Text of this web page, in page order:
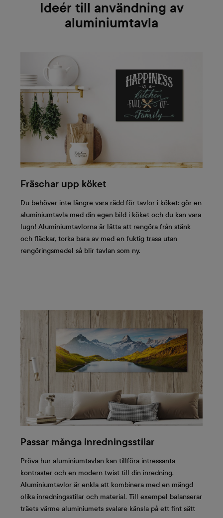
Ideér till användning av
aluminiumtavla
Fräschar upp köket
Du behöver inte längre vara rädd för tavlor i köket: gör en
aluminiumtavla med din egen bild i köket och du kan vara
lugn! Aluminiumtavlorna är lätta att rengöra från stänk
och fläckar, torka bara av med en fuktig trasa utan
rengöringsmedel så blir tavlan som ny.
Passar många inredningsstilar
Pröva hur aluminiumtavlan kan tillföra intressanta
kontraster och en modern twist till din inredning.
Aluminiumtavlor är enkla att kombinera med en mängd
olika inredningsstilar och material. Till exempel balanserar
träets värme aluminiumets svalare känsla på ett fint sätt